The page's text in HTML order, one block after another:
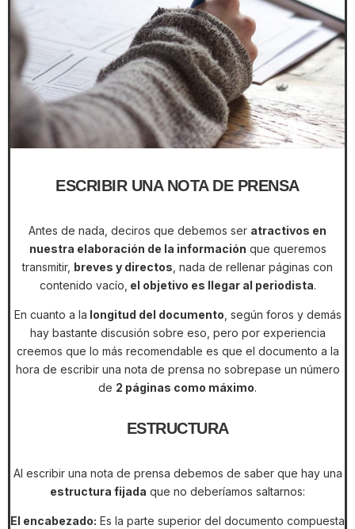
ESCRIBIR UNA NOTA DE PRENSA
Antes de nada, deciros que debemos ser atractivos en
nuestra elaboración de la información que queremos
transmitir, breves y directos , nada de rellenar páginas con
contenido vacío, el objetivo es llegar al periodista.
En cuanto a la longitud del documento , según foros y demás
hay bastante discusión sobre eso, pero por experiencia
creemos que lo más recomendable es que el documento a la
hora de escribir una nota de prensa no sobrepase un número
de 2 páginas como máximo.
ESTRUCTURA
Al escribir una nota de prensa debemos de saber que hay una
estructura fijada que no deberíamos saltarnos:
El encabezado: Es la parte superior del documento compuesta